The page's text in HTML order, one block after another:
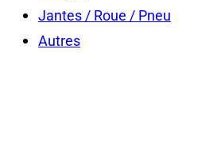
Jantes / Roue / Pneu
Autres